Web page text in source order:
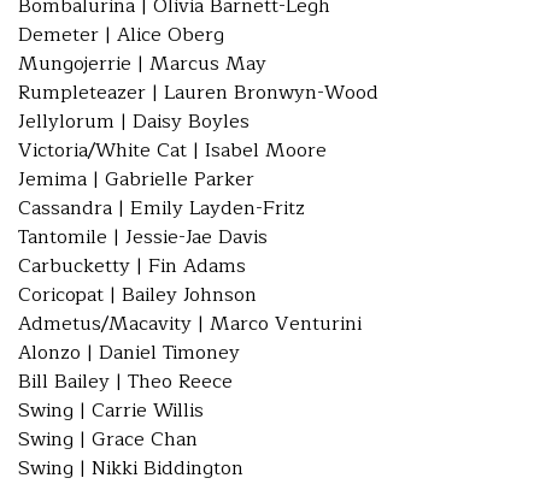
Demeter | Alice Oberg
Mungojerrie | Marcus May
Rumpleteazer | Lauren Bronwyn-Wood
Jellylorum | Daisy Boyles
Victoria/White Cat | Isabel Moore
Jemima | Gabrielle Parker
Cassandra | Emily Layden-Fritz
Tantomile | Jessie-Jae Davis
Carbucketty | Fin Adams
Coricopat | Bailey Johnson
Admetus/Macavity | Marco Venturini
Alonzo | Daniel Timoney
Bill Bailey | Theo Reece
Swing | Carrie Willis
Swing | Grace Chan
Swing | Nikki Biddington